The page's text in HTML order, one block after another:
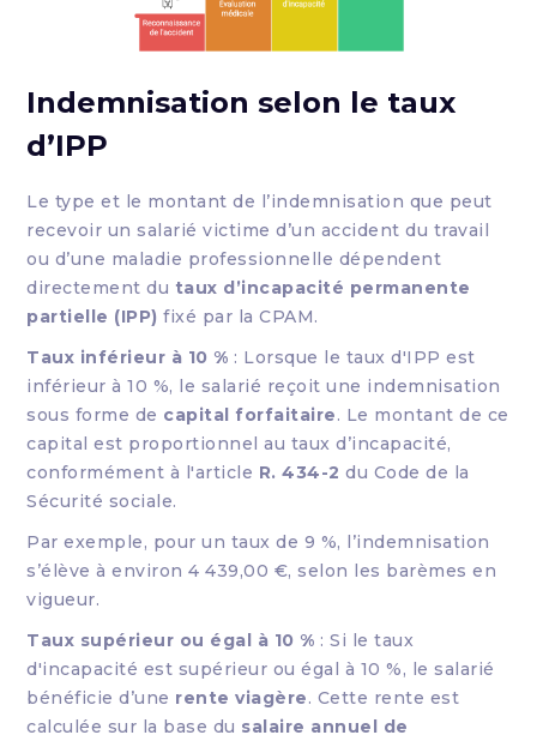
Indemnisation selon le taux
d’IPP
Le type et le montant de l’indemnisation que peut
recevoir un salarié victime d’un accident du travail
ou d’une maladie professionnelle dépendent
directement du taux d’incapacité permanente
partielle (IPP) fixé par la CPAM.
Taux inférieur à 10 % : Lorsque le taux d'IPP est
inférieur à 10 %, le salarié reçoit une indemnisation
sous forme de capital forfaitaire. Le montant de ce
capital est proportionnel au taux d’incapacité,
conformément à l'article R. 434-2 du Code de la
Sécurité sociale.
Par exemple, pour un taux de 9 %, l’indemnisation
s’élève à environ 4 439,00 €, selon les barèmes en
vigueur.
Taux supérieur ou égal à 10 % : Si le taux
d'incapacité est supérieur ou égal à 10 %, le salarié
bénéficie d’une rente viagère. Cette rente est
calculée sur la base du salaire annuel de